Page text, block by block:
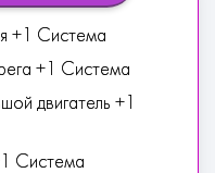
+1 Система
+1 Система
двигатель +1
Система